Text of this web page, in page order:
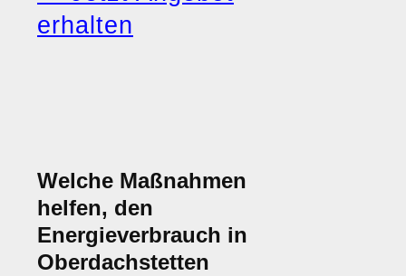
erhalten
Welche Maßnahmen
helfen, den
Energieverbrauch in
Oberdachstetten